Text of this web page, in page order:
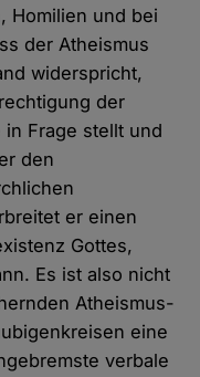
Homilien und bei
der Atheismus
widerspricht,
der
Frage stellt und
den
er einen
Gottes,
Es ist also nicht
Atheismus-
eine
verbale